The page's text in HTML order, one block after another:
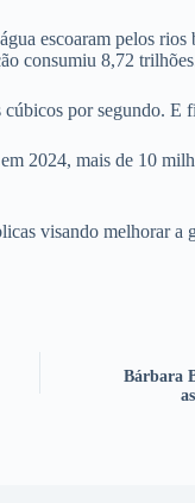
escoaram pelos
consumiu 8,72
por segundo.
2024, mais de 10
visando melhorar a
Bárbara